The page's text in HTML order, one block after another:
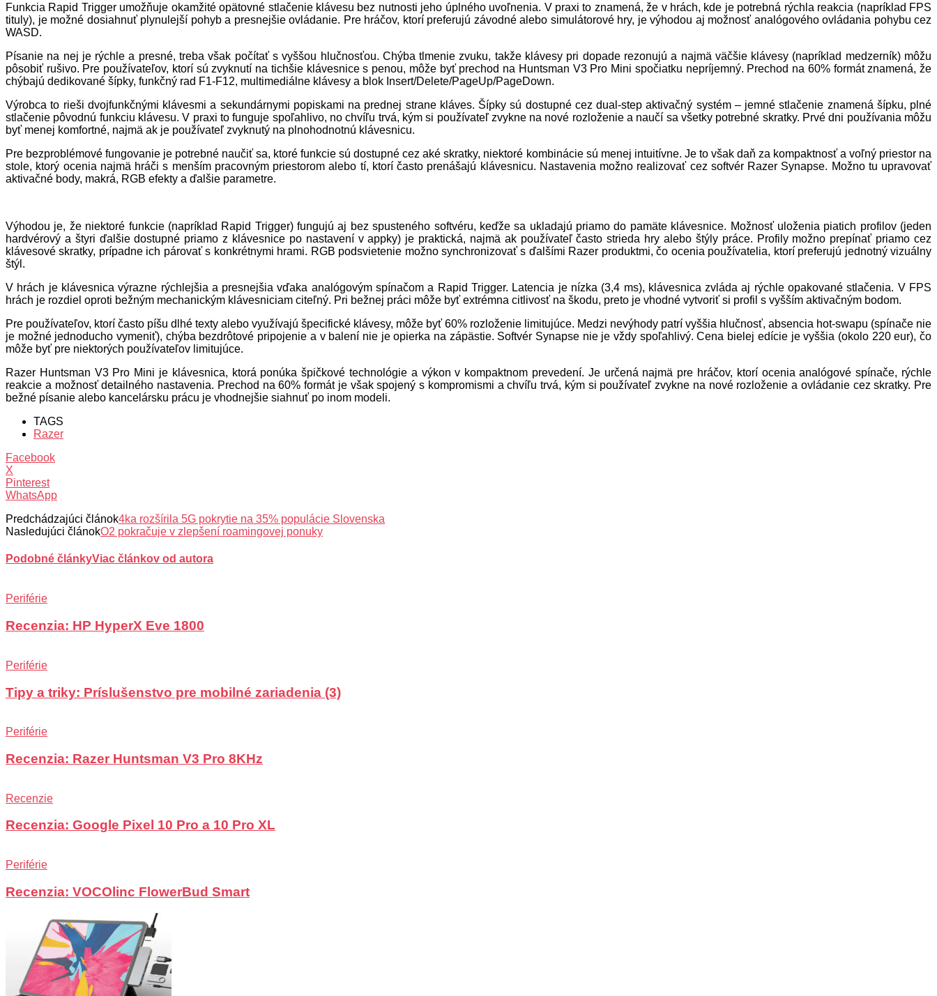
Funkcia Rapid Trigger umožňuje okamžité opätovné stlačenie klávesu bez nutnosti jeho úplného uvoľnenia. V praxi to znamená, že v hrách, kde je potrebná rýchla reakcia (napríklad FPS
tituly), je možné dosiahnuť plynulejší pohyb a presnejšie ovládanie. Pre hráčov, ktorí preferujú závodné alebo simulátorové hry, je výhodou aj možnosť analógového ovládania pohybu cez
WASD.
Písanie na nej je rýchle a presné, treba však počítať s vyššou hlučnosťou. Chýba tlmenie zvuku, takže klávesy pri dopade rezonujú a najmä väčšie klávesy (napríklad medzerník) môžu
pôsobiť rušivo. Pre používateľov, ktorí sú zvyknutí na tichšie klávesnice s penou, môže byť prechod na Huntsman V3 Pro Mini spočiatku nepríjemný. Prechod na 60% formát znamená, že
chýbajú dedikované šípky, funkčný rad F1-F12, multimediálne klávesy a blok Insert/Delete/PageUp/PageDown.
Výrobca to rieši dvojfunkčnými klávesmi a sekundárnymi popiskami na prednej strane kláves. Šípky sú dostupné cez dual-step aktivačný systém – jemné stlačenie znamená šípku, plné
stlačenie pôvodnú funkciu klávesu. V praxi to funguje spoľahlivo, no chvíľu trvá, kým si používateľ zvykne na nové rozloženie a naučí sa všetky potrebné skratky. Prvé dni používania môžu
byť menej komfortné, najmä ak je používateľ zvyknutý na plnohodnotnú klávesnicu.
Pre bezproblémové fungovanie je potrebné naučiť sa, ktoré funkcie sú dostupné cez aké skratky, niektoré kombinácie sú menej intuitívne. Je to však daň za kompaktnosť a voľný priestor na
stole, ktorý ocenia najmä hráči s menším pracovným priestorom alebo tí, ktorí často prenášajú klávesnicu. Nastavenia možno realizovať cez softvér Razer Synapse. Možno tu upravovať
aktivačné body, makrá, RGB efekty a ďalšie parametre.
Výhodou je, že niektoré funkcie (napríklad Rapid Trigger) fungujú aj bez spusteného softvéru, keďže sa ukladajú priamo do pamäte klávesnice. Možnosť uloženia piatich profilov (jeden
hardvérový a štyri ďalšie dostupné priamo z klávesnice po nastavení v appky) je praktická, najmä ak používateľ často strieda hry alebo štýly práce. Profily možno prepínať priamo cez
klávesové skratky, prípadne ich párovať s konkrétnymi hrami. RGB podsvietenie možno synchronizovať s ďalšími Razer produktmi, čo ocenia používatelia, ktorí preferujú jednotný vizuálny
štýl.
V hrách je klávesnica výrazne rýchlejšia a presnejšia vďaka analógovým spínačom a Rapid Trigger. Latencia je nízka (3,4 ms), klávesnica zvláda aj rýchle opakované stlačenia. V FPS
hrách je rozdiel oproti bežným mechanickým klávesniciam citeľný. Pri bežnej práci môže byť extrémna citlivosť na škodu, preto je vhodné vytvoriť si profil s vyšším aktivačným bodom.
Pre používateľov, ktorí často píšu dlhé texty alebo využívajú špecifické klávesy, môže byť 60% rozloženie limitujúce. Medzi nevýhody patrí vyššia hlučnosť, absencia hot-swapu (spínače nie
je možné jednoducho vymeniť), chýba bezdrôtové pripojenie a v balení nie je opierka na zápästie. Softvér Synapse nie je vždy spoľahlivý. Cena bielej edície je vyššia (okolo 220 eur), čo
môže byť pre niektorých používateľov limitujúce.
Razer Huntsman V3 Pro Mini je klávesnica, ktorá ponúka špičkové technológie a výkon v kompaktnom prevedení. Je určená najmä pre hráčov, ktorí ocenia analógové spínače, rýchle
reakcie a možnosť detailného nastavenia. Prechod na 60% formát je však spojený s kompromismi a chvíľu trvá, kým si používateľ zvykne na nové rozloženie a ovládanie cez skratky. Pre
bežné písanie alebo kancelársku prácu je vhodnejšie siahnuť po inom modeli.
TAGS
Razer
Facebook
X
Pinterest
WhatsApp
Predchádzajúci článok4ka rozšírila 5G pokrytie na 35% populácie Slovenska
Nasledujúci článokO2 pokračuje v zlepšení roamingovej ponuky
Podobné článkyViac článkov od autora
Periférie
Recenzia: HP HyperX Eve 1800
Periférie
Tipy a triky: Príslušenstvo pre mobilné zariadenia (3)
Periférie
Recenzia: Razer Huntsman V3 Pro 8KHz
Recenzie
Recenzia: Google Pixel 10 Pro a 10 Pro XL
Periférie
Recenzia: VOCOlinc FlowerBud Smart